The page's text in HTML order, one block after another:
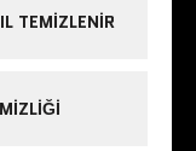
TEMIZLENIR